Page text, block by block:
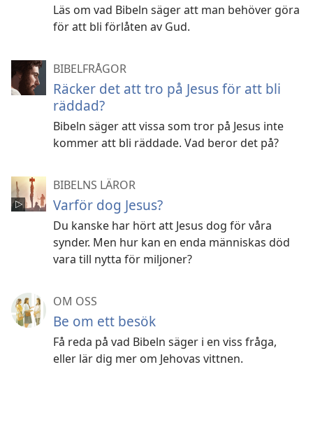
Läs om vad Bibeln säger att man behöver göra
för att bli förlåten av Gud.
BIBELFRÅGOR
Räcker det att tro på Jesus för att bli
räddad?
Bibeln säger att vissa som tror på Jesus inte
kommer att bli räddade. Vad beror det på?
BIBELNS LÄROR
Varför dog Jesus?
Du kanske har hört att Jesus dog för våra
synder. Men hur kan en enda människas död
vara till nytta för miljoner?
OM OSS
Be om ett besök
Få reda på vad Bibeln säger i en viss fråga,
eller lär dig mer om Jehovas vittnen.